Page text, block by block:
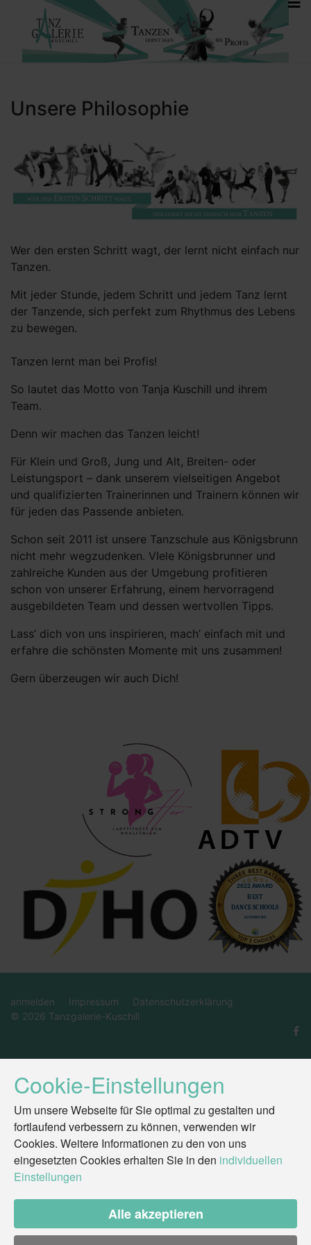
Unsere Philosophie
Wer den ersten Schritt wagt, der lernt nicht einfach nur
Tanzen.
Mit jeder Stunde, jedem Schritt und jedem Tanz lernt
der Tanzende, sich perfekt zum Rhythmus des Lebens
zu bewegen.
Tanzen lernt man bei Profis!
So lautet das Motto von Tanja Kuschill und ihrem
Team.
Denn wir machen das Tanzen leicht!
Für Klein und Groß, Jung und Alt, Breiten- oder
Leistungsport – dank unserem vielseitigen Angebot
und qualifizierten Trainerinnen und Trainern können wir
für jeden das Passende anbieten.
Schon seit 2011 ist unsere Tanzschule aus Königsbrunn
nicht mehr wegzudenken. VIele Königsbrunner und
zahlreiche Kunden aus der Umgebung profitieren
schon von unserer Erfahrung, einem hervorragend
ausgebildeten Team und dessen wertvollen Tipps.
Lass’ dich von uns inspirieren, mach’ einfach mit und
erfahre die schönsten Momente mit uns zusammen!
Gern überzeugen wir auch Dich!
anmelden Impressum
Datenschutzerklärung
© 2026 Tanzgalerie-Kuschill
Cookie-Einstellungen
Um unsere Webseite für Sie optimal zu gestalten und
fortlaufend verbessern zu können, verwenden wir
Cookies. Weitere Informationen zu den von uns
eingesetzten Cookies erhalten Sie in den individuellen
Einstellungen
Alle akzeptieren